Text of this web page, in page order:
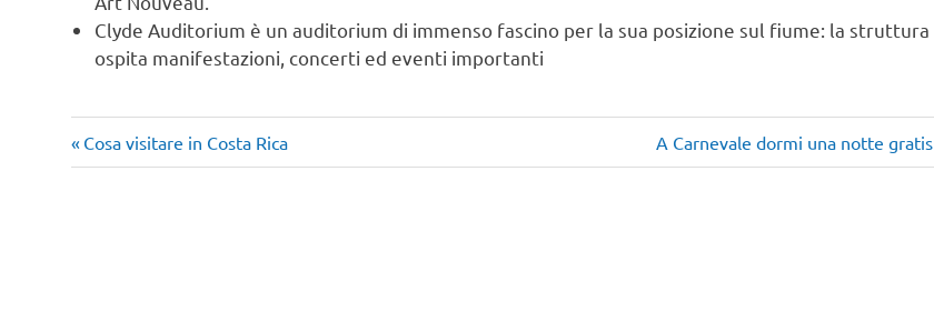
Clyde Auditorium è un auditorium di immenso fascino per la sua posizione sul fiume: la struttura
ospita manifestazioni, concerti ed eventi importanti
Navigazione
Articolo
precedente:
Cosa visitare in Costa Rica
Articolo
successivo:
A Carnevale dormi una notte gratis